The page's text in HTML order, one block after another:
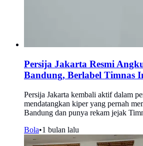
Persija Jakarta Resmi
Bandung, Berlabel Timnas
Persija Jakarta kembali aktif dalam
mendatangkan kiper yang pernah
Bandung dan punya rekam jejak
Bola•1 bulan lalu